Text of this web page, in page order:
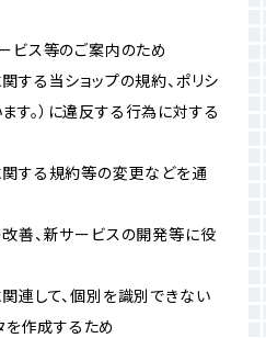
ービス等のご案内のため
関する当ショップの規約、ポリシ
す。）に違反する行為に対する
関する規約等の変更などを通
改善、新サービスの開発等に役
関連して、個別を識別できない
作成するため